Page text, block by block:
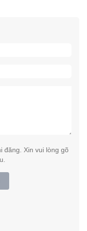
đăng. Xin vui lòng gõ